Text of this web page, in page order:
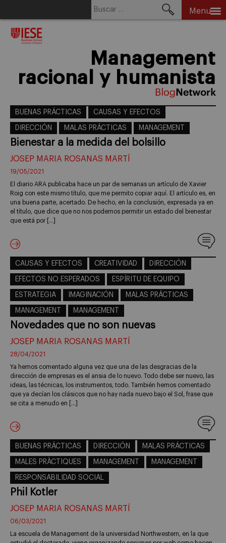
Menu
Management
racional y humanista
BUENAS PRÁCTICAS CAUSAS Y EFECTOS
DIRECCIÓN MALAS PRÁCTICAS MANAGEMENT
Bienestar a la medida del bolsillo
JOSEP MARIA ROSANAS MARTÍ
19/05/2021
El diario ARA publicaba hace un par de semanas un artículo de Xavier
Roig con este mismo título, que me permito copiar aquí. El artículo es, en
una buena parte, acertado. De hecho, en la conclusión, expresada ya en
el título, que dice que no nos podemos permitir un estado del bienestar
que está por […]
CAUSAS Y EFECTOS CREATIVIDAD DIRECCIÓN
EFECTOS NO ESPERADOS ESPÍRITU DE EQUIPO
ESTRATEGIA IMAGINACIÓN MALAS PRÁCTICAS
MANAGEMENT MANAGEMENT
Novedades que no son nuevas
JOSEP MARIA ROSANAS MARTÍ
28/04/2021
Ya hemos comentado alguna vez que una de las desgracias de la
dirección de empresas es el ansia de lo nuevo. Todo debe ser nuevo, las
ideas, las técnicas, los instrumentos, todo. También hemos comentado
que ya decían los clásicos que no hay nada nuevo bajo el Sol, frase que
se cita a menudo en […]
BUENAS PRÁCTICAS DIRECCIÓN MALAS PRÁCTICAS
MALES PRÀCTIQUES MANAGEMENT MANAGEMENT
RESPONSABILIDAD SOCIAL
Phil Kotler
JOSEP MARIA ROSANAS MARTÍ
06/03/2021
La escuela de Management de la universidad Northwestern, en la que